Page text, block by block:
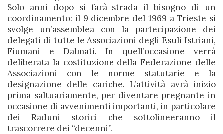
Solo anni dopo si farà strada il bisogno di un
coordinamento: il 9 dicembre del 1969 a Trieste si
svolge un’assemblea con la partecipazione dei
delegati di tutte le Associazioni degli Esuli Istriani,
Fiumani e Dalmati. In quell’occasione verrà
deliberata la costituzione della Federazione delle
Associazioni con le norme statutarie e la
designazione delle cariche. L’attività avrà inizio
prima saltuariamente, per diventare pregnante in
occasione di avvenimenti importanti, in particolare
dei Raduni storici che sottolineeranno il
trascorrere dei “decenni”.